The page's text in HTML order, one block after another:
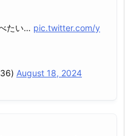
たい… pic.twitter.com/y
August 18, 2024